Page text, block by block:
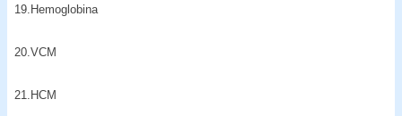
19.Hemoglobina
20.VCM
21.HCM